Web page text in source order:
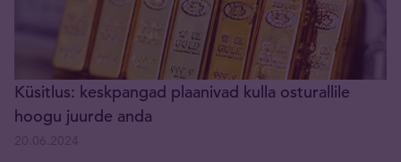
Küsitlus: keskpangad plaanivad kulla osturallile
hoogu juurde anda